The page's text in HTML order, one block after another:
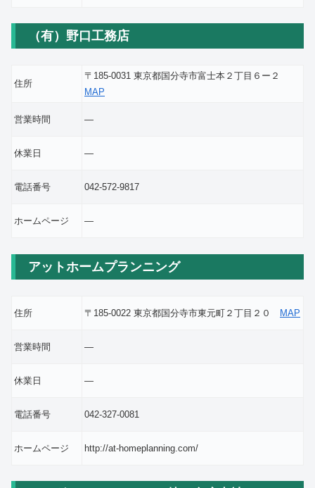
（有）野口工務店
住所
〒185-0031 東京都国分寺市富士本２丁目６ー２
MAP
営業時間 ―
休業日 ―
電話番号 042-572-9817
ホームページ ―
アットホームプランニング
住所 〒185-0022 東京都国分寺市東元町２丁目２０ MAP
営業時間 ―
休業日 ―
電話番号 042-327-0081
ホームページ http://at-homeplanning.com/